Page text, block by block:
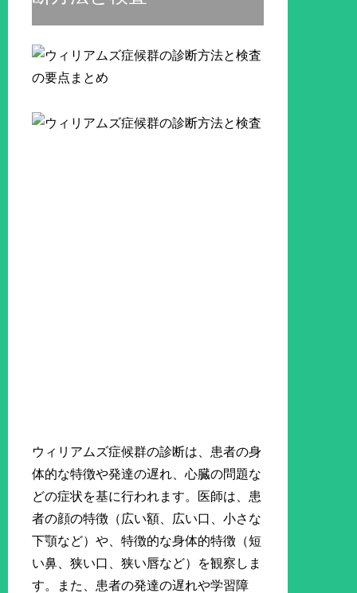
ウィリアムズ症候群の診断は、患者の身
体的な特徴や発達の遅れ、心臓の問題な
どの症状を基に行われます。医師は、患
者の顔の特徴（広い額、広い口、小さな
下顎など）や、特徴的な身体的特徴（短
い鼻、狭い口、狭い唇など）を観察しま
す。また、患者の発達の遅れや学習障